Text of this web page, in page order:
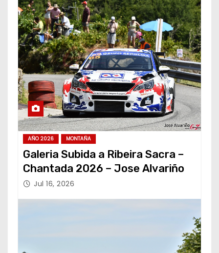
AÑO 2026 MONTAÑA
Galeria Subida a Ribeira Sacra –
Chantada 2026 – Jose Alvariño
Jul 16, 2026